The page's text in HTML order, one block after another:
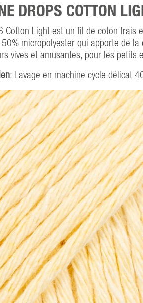
DROPS COTTON
Cotton Light est un fil de coton frais
micropolyester qui apporte de la
vives et amusantes, pour les petits
: Lavage en machine cycle délicat